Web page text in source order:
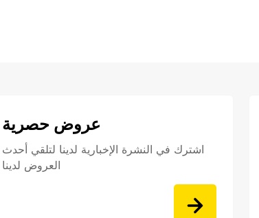
عروض حصرية
اشترك في النشرة الإخبارية لدينا لتلقي أحدث
العروض لدينا